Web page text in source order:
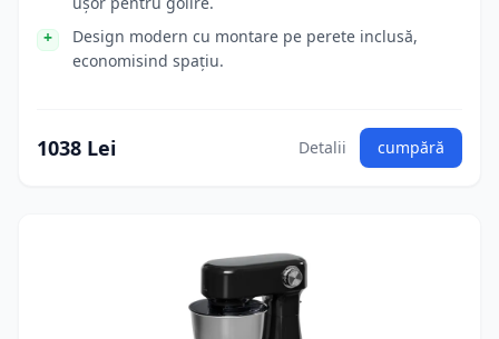
Design modern cu montare pe perete inclusă,
economisind spațiu.
1038 Lei Detalii cumpără